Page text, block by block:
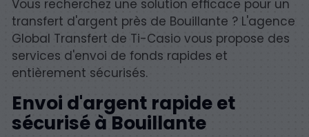
Vous recherchez une solution efficace pour un
transfert d'argent près de Bouillante ? L'agence
Global Transfert de Ti-Casio vous propose des
services d'envoi de fonds rapides et
entièrement sécurisés.
Envoi d'argent rapide et
sécurisé à Bouillante